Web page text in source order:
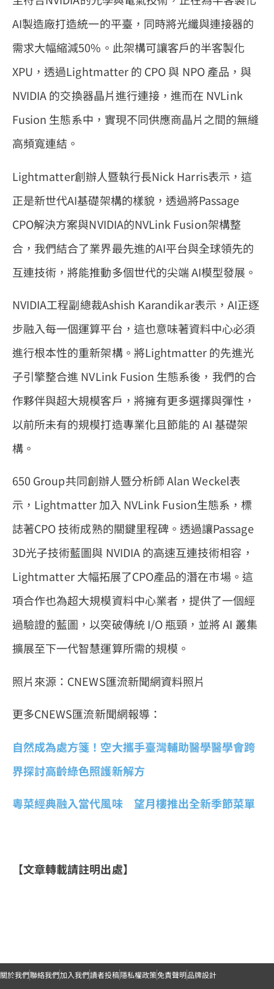
AI製造廠打造統一的平臺，同時將光纖與連接器的
需求大幅縮減50%。此架構可讓客戶的半客製化
XPU，透過Lightmatter 的 CPO 與 NPO 產品，與
NVIDIA 的交換器晶片進行連接，進而在 NVLink
Fusion 生態系中，實現不同供應商晶片之間的無縫
高頻寬連結。
Lightmatter創辦人暨執行長Nick Harris表示，這
正是新世代AI基礎架構的樣貌，透過將Passage
CPO解決方案與NVIDIA的NVLink Fusion架構整
合，我們結合了業界最先進的AI平台與全球領先的
互連技術，將能推動多個世代的尖端 AI模型發展。
NVIDIA工程副總裁Ashish Karandikar表示，AI正逐
步融入每一個運算平台，這也意味著資料中心必須
進行根本性的重新架構。將Lightmatter 的先進光
子引擎整合進 NVLink Fusion 生態系後，我們的合
作夥伴與超大規模客戶，將擁有更多選擇與彈性，
以前所未有的規模打造專業化且節能的 AI 基礎架
構。
650 Group共同創辦人暨分析師 Alan Weckel表
示，Lightmatter 加入 NVLink Fusion生態系，標
誌著CPO 技術成熟的關鍵里程碑。透過讓Passage
3D光子技術藍圖與 NVIDIA 的高速互連技術相容，
Lightmatter 大幅拓展了CPO產品的潛在市場。這
項合作也為超大規模資料中心業者，提供了一個經
過驗證的藍圖，以突破傳統 I/O 瓶頸，並將 AI 叢集
擴展至下一代智慧運算所需的規模。
照片來源：CNEWS匯流新聞網資料照片
更多CNEWS匯流新聞網報導：
自然成為處方箋！空大攜手臺灣輔助醫學醫學會跨
界探討高齡綠色照護新解方
粵菜經典融入當代風味 望月樓推出全新季節菜單
【文章轉載請註明出處】
關於我們聯絡我們加入我們讀者投稿隱私權政策免責聲明品牌設計